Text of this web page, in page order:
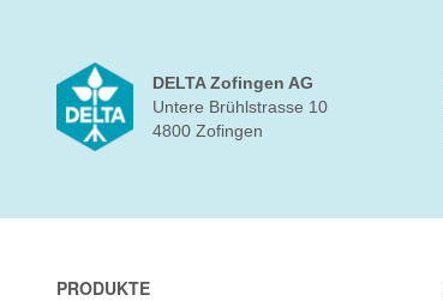
DELTA Zofingen AG
Untere Brühlstrasse 10
4800 Zofingen
PRODUKTE